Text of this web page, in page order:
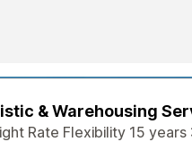
& Warehousing
Rate Flexibility 15